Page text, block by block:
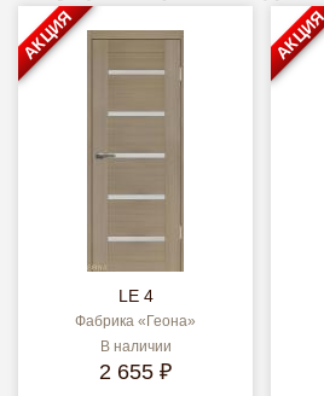
LE 4
Фабрика «Геона»
В наличии
2 655 ₽
АКЦИЯ